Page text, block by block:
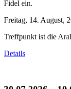
Fidel ein.
Freitag, 14. August,
Treffpunkt ist die
Details